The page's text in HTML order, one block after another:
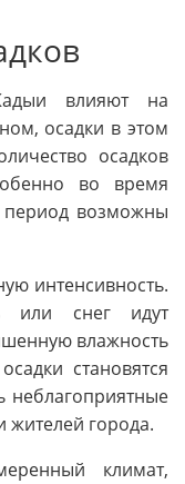
влияют на
осадки в этом
осадков
во время
период возможны
интенсивность.
или снег идут
влажность
становятся
неблагоприятные
жителей города.
климат,